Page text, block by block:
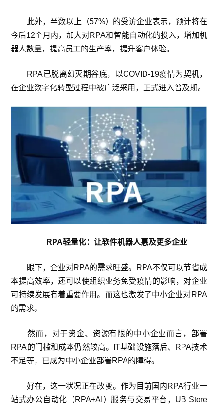
此外，半数以上（57%）的受访企业表示，预计将在
今后12个月内，加大对RPA和智能自动化的投入，增加机
器人数量，提高员工的生产率，提升客户体验。
RPA已脱离幻灭期谷底，以COVID-19疫情为契机，
在企业数字化转型过程中被广泛采用，正式进入普及期。
RPA轻量化：让软件机器人惠及更多企业
眼下，企业对RPA的需求旺盛。RPA不仅可以节省成
本提高效率，还可以使组织业务免受疫情的影响，对企业
可持续发展有着重要作用。而这也激发了中小企业对RPA
的需求。
然而，对于资金、资源有限的中小企业而言，部署
RPA的门槛和成本仍然较高。IT基础设施落后、RPA技术
不足等，已成为中小企业部署RPA的障碍。
好在，这一状况正在改变。作为目前国内RPA行业一
站式办公自动化（RPA+AI）服务与交易平台，UB Store